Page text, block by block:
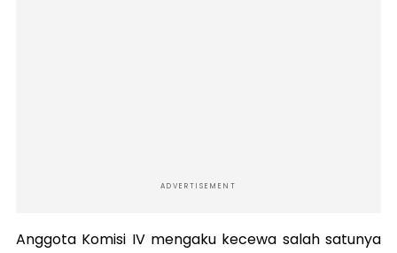
ADVERTISEMENT
Anggota Komisi IV mengaku kecewa salah satunya